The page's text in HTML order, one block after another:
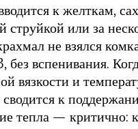
к желткам,
струйкой или за
не взялся
вспенивания.
вязкости и
к
тепла — критично: